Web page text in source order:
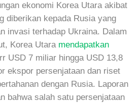
ekonomi Korea Utara akibat
diberikan kepada Rusia yang
invasi terhadap Ukraina. Dalam
Korea Utara mendapatkan
USD 7 miliar hingga USD 13,8
ekspor persenjataan dan riset
dengan Rusia. Laporan
bahwa salah satu persenjataan